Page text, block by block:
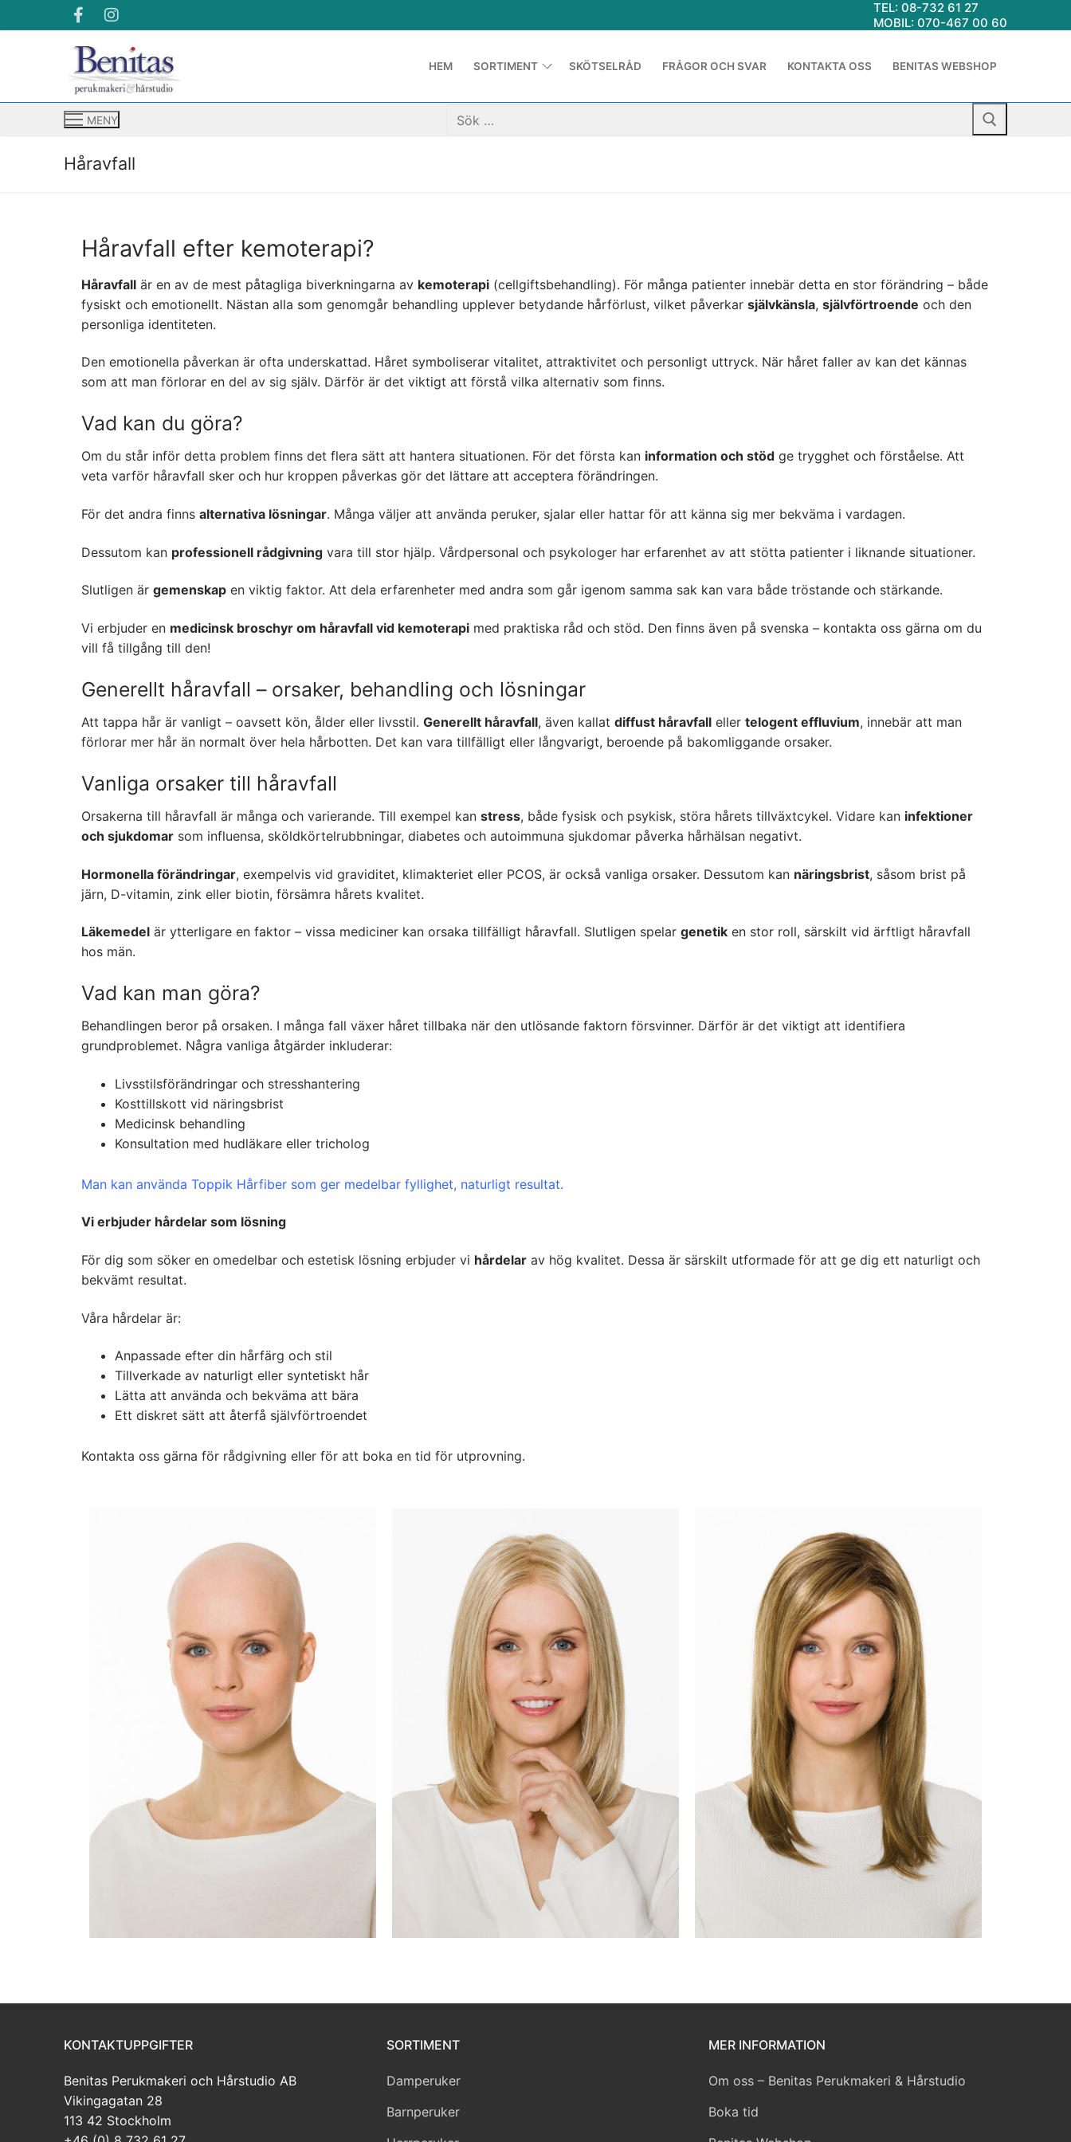
TEL: 08-732 61 27
MOBIL: 070-467 00 60
HEM SORTIMENT SKÖTSELRÅD FRÅGOR OCH SVAR KONTAKTA OSS BENITAS WEBSHOP
MENY
Håravfall
Håravfall efter kemoterapi?
Håravfall är en av de mest påtagliga biverkningarna av kemoterapi (cellgiftsbehandling). För många patienter innebär detta en stor förändring – både
fysiskt och emotionellt. Nästan alla som genomgår behandling upplever betydande hårförlust, vilket påverkar självkänsla, självförtroende och den
personliga identiteten.
Den emotionella påverkan är ofta underskattad. Håret symboliserar vitalitet, attraktivitet och personligt uttryck. När håret faller av kan det kännas
som att man förlorar en del av sig själv. Därför är det viktigt att förstå vilka alternativ som finns.
Vad kan du göra?
Om du står inför detta problem finns det flera sätt att hantera situationen. För det första kan information och stöd ge trygghet och förståelse. Att
veta varför håravfall sker och hur kroppen påverkas gör det lättare att acceptera förändringen.
För det andra finns alternativa lösningar. Många väljer att använda peruker, sjalar eller hattar för att känna sig mer bekväma i vardagen.
Dessutom kan professionell rådgivning vara till stor hjälp. Vårdpersonal och psykologer har erfarenhet av att stötta patienter i liknande situationer.
Slutligen är gemenskap en viktig faktor. Att dela erfarenheter med andra som går igenom samma sak kan vara både tröstande och stärkande.
Vi erbjuder en medicinsk broschyr om håravfall vid kemoterapi med praktiska råd och stöd. Den finns även på svenska – kontakta oss gärna om du
vill få tillgång till den!
Generellt håravfall – orsaker, behandling och lösningar
Att tappa hår är vanligt – oavsett kön, ålder eller livsstil. Generellt håravfall, även kallat diffust håravfall eller telogent effluvium, innebär att man
förlorar mer hår än normalt över hela hårbotten. Det kan vara tillfälligt eller långvarigt, beroende på bakomliggande orsaker.
Vanliga orsaker till håravfall
Orsakerna till håravfall är många och varierande. Till exempel kan stress, både fysisk och psykisk, störa hårets tillväxtcykel. Vidare kan infektioner
och sjukdomar som influensa, sköldkörtelrubbningar, diabetes och autoimmuna sjukdomar påverka hårhälsan negativt.
Hormonella förändringar, exempelvis vid graviditet, klimakteriet eller PCOS, är också vanliga orsaker. Dessutom kan näringsbrist, såsom brist på
järn, D-vitamin, zink eller biotin, försämra hårets kvalitet.
Läkemedel är ytterligare en faktor – vissa mediciner kan orsaka tillfälligt håravfall. Slutligen spelar genetik en stor roll, särskilt vid ärftligt håravfall
hos män.
Vad kan man göra?
Behandlingen beror på orsaken. I många fall växer håret tillbaka när den utlösande faktorn försvinner. Därför är det viktigt att identifiera
grundproblemet. Några vanliga åtgärder inkluderar:
Livsstilsförändringar och stresshantering
Kosttillskott vid näringsbrist
Medicinsk behandling
Konsultation med hudläkare eller tricholog
Man kan använda Toppik Hårfiber som ger medelbar fyllighet, naturligt resultat.
Vi erbjuder hårdelar som lösning
För dig som söker en omedelbar och estetisk lösning erbjuder vi hårdelar av hög kvalitet. Dessa är särskilt utformade för att ge dig ett naturligt och
bekvämt resultat.
Våra hårdelar är:
Anpassade efter din hårfärg och stil
Tillverkade av naturligt eller syntetiskt hår
Lätta att använda och bekväma att bära
Ett diskret sätt att återfå självförtroendet
Kontakta oss gärna för rådgivning eller för att boka en tid för utprovning.
KONTAKTUPPGIFTER
Benitas Perukmakeri och Hårstudio AB
Vikingagatan 28
113 42 Stockholm
SORTIMENT
Damperuker
Barnperuker
MER INFORMATION
Om oss – Benitas Perukmakeri & Hårstudio
Boka tid